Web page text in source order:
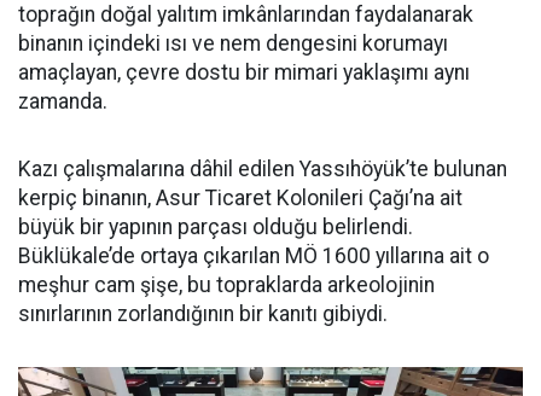
toprağın doğal yalıtım imkânlarından faydalanarak
binanın içindeki ısı ve nem dengesini korumayı
amaçlayan, çevre dostu bir mimari yaklaşımı aynı
zamanda.
Kazı çalışmalarına dâhil edilen Yassıhöyük’te bulunan
kerpiç binanın, Asur Ticaret Kolonileri Çağı’na ait
büyük bir yapının parçası olduğu belirlendi.
Büklükale’de ortaya çıkarılan MÖ 1600 yıllarına ait o
meşhur cam şişe, bu topraklarda arkeolojinin
sınırlarının zorlandığının bir kanıtı gibiydi.